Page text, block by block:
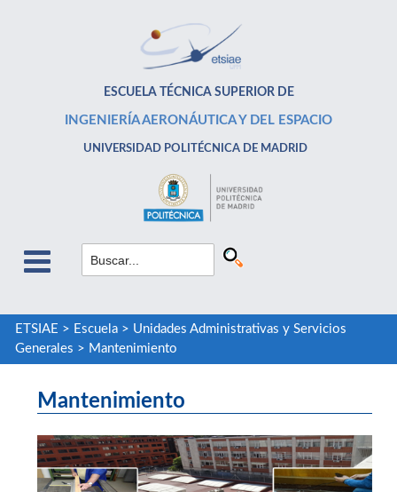
ESCUELA TÉCNICA SUPERIOR DE
INGENIERÍA AERONÁUTICA Y DEL ESPACIO
UNIVERSIDAD POLITÉCNICA DE MADRID
ETSIAE > Escuela> Unidades Administrativas y Servicios
Generales > Mantenimiento
Mantenimiento